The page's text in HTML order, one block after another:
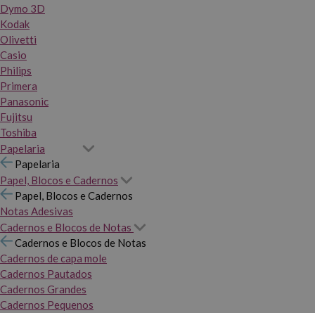
Dymo 3D
Kodak
Olivetti
Casio
Philips
Primera
Panasonic
Fujitsu
Toshiba
Papelaria
Papelaria
Papel, Blocos e Cadernos
Papel, Blocos e Cadernos
Notas Adesivas
Cadernos e Blocos de Notas
Cadernos e Blocos de Notas
Cadernos de capa mole
Cadernos Pautados
Cadernos Grandes
Cadernos Pequenos